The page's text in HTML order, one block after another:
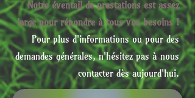
Notre éventail de prestations est assez
large pour répondre à tous vos besoins !
Pour plus d'informations ou pour des
demandes générales, n'hésitez pas à nous
contacter dès aujourd'hui.